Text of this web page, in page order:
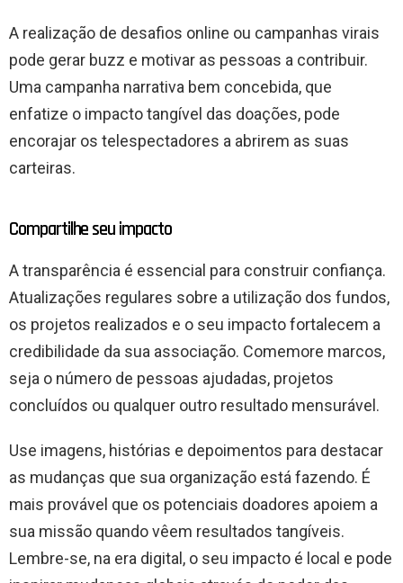
A realização de desafios online ou campanhas virais
pode gerar buzz e motivar as pessoas a contribuir.
Uma campanha narrativa bem concebida, que
enfatize o impacto tangível das doações, pode
encorajar os telespectadores a abrirem as suas
carteiras.
Compartilhe seu impacto
A transparência é essencial para construir confiança.
Atualizações regulares sobre a utilização dos fundos,
os projetos realizados e o seu impacto fortalecem a
credibilidade da sua associação. Comemore marcos,
seja o número de pessoas ajudadas, projetos
concluídos ou qualquer outro resultado mensurável.
Use imagens, histórias e depoimentos para destacar
as mudanças que sua organização está fazendo. É
mais provável que os potenciais doadores apoiem a
sua missão quando vêem resultados tangíveis.
Lembre-se, na era digital, o seu impacto é local e pode